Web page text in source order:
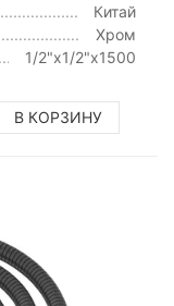
Китай
Хром
1/2"x1/2"x1500
В КОРЗИНУ